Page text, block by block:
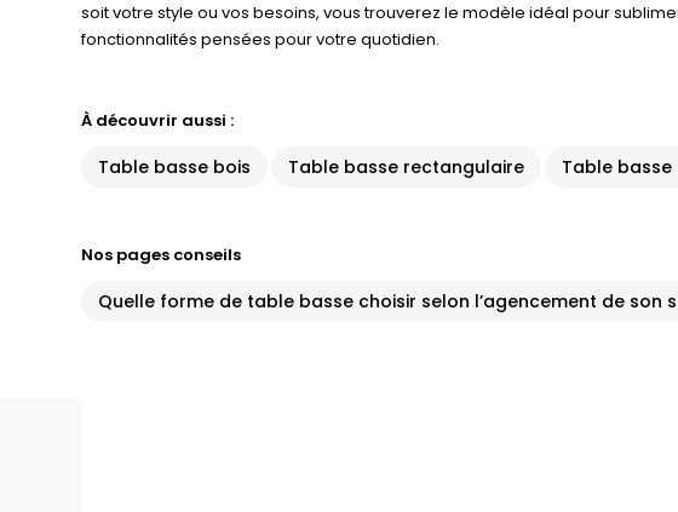
soit votre style ou vos besoins, vous trouverez le modèle idéal pour
fonctionnalités pensées pour votre quotidien.
À découvrir aussi :
Table basse bois Table basse rectangulaire Table basse
Nos pages conseils
Quelle forme de table basse choisir selon l’agencement de son